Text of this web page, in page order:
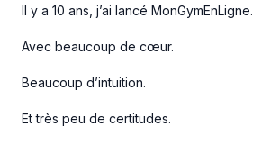
Il y a 10 ans, j’ai lancé MonGymEnLigne.
Avec beaucoup de cœur.
Beaucoup d’intuition.
Et très peu de certitudes.